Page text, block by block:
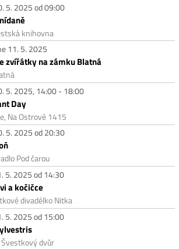
5. 2025 od 09:00
knihovna
11. 5. 2025
zvířátky na zámku Blatná
5. 2025, 14:00 - 18:00
Day
Na Ostrově 1415
5. 2025 od 20:30
Pod čarou
5. 2025 od 14:30
a kočičce
divadélko Nitka
5. 2025 od 15:00
dvůr